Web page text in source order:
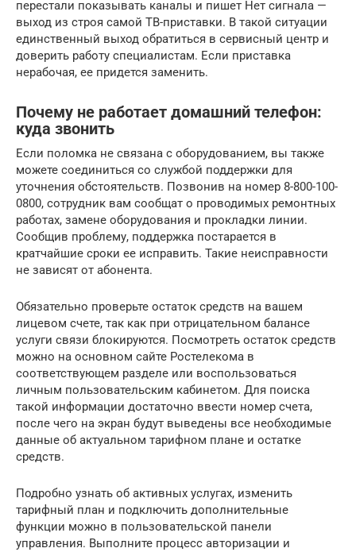
перестали показывать каналы и пишет Нет сигнала —
выход из строя самой ТВ-приставки. В такой ситуации
единственный выход обратиться в сервисный центр и
доверить работу специалистам. Если приставка
нерабочая, ее придется заменить.
Почему не работает домашний телефон:
куда звонить
Если поломка не связана с оборудованием, вы также
можете соединиться со службой поддержки для
уточнения обстоятельств. Позвонив на номер 8-800-100-
0800, сотрудник вам сообщат о проводимых ремонтных
работах, замене оборудования и прокладки линии.
Сообщив проблему, поддержка постарается в
кратчайшие сроки ее исправить. Такие неисправности
не зависят от абонента.
Обязательно проверьте остаток средств на вашем
лицевом счете, так как при отрицательном балансе
услуги связи блокируются. Посмотреть остаток средств
можно на основном сайте Ростелекома в
соответствующем разделе или воспользоваться
личным пользовательским кабинетом. Для поиска
такой информации достаточно ввести номер счета,
после чего на экран будут выведены все необходимые
данные об актуальном тарифном плане и остатке
средств.
Подробно узнать об активных услугах, изменить
тарифный план и подключить дополнительные
функции можно в пользовательской панели
управления. Выполните процесс авторизации и